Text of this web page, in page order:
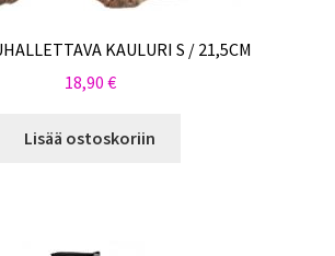
KAULURI S / 21,5CM
18,90 €
Lisää ostoskoriin